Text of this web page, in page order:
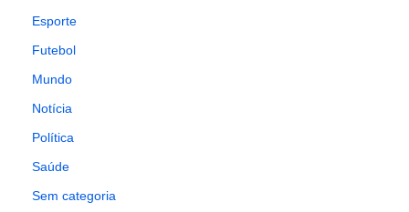
Esporte
Futebol
Mundo
Notícia
Política
Saúde
Sem categoria